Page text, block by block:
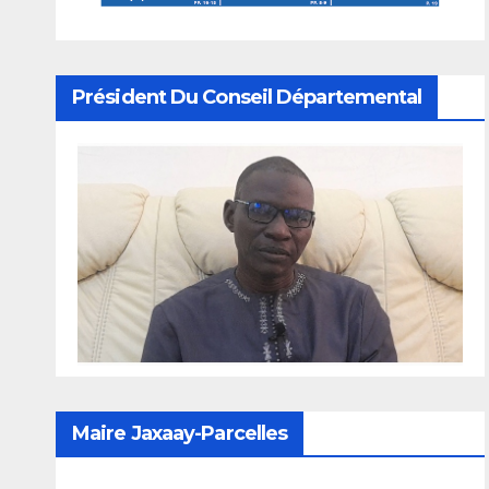
Président Du Conseil Départemental
Maire Jaxaay-Parcelles